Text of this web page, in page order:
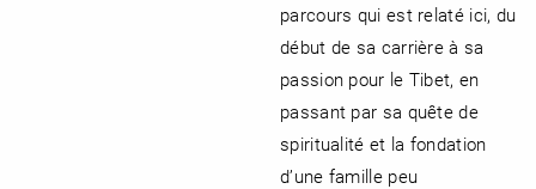
parcours qui est relaté ici, du
début de sa carrière à sa
passion pour le Tibet, en
passant par sa quête de
spiritualité et la fondation
d’une famille peu